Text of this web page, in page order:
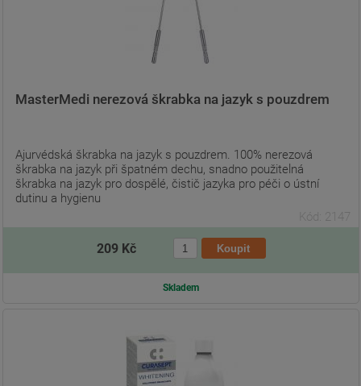
MasterMedi nerezová škrabka na jazyk s pouzdrem
Ajurvédská škrabka na jazyk s pouzdrem. 100% nerezová
škrabka na jazyk při špatném dechu, snadno použitelná
škrabka na jazyk pro dospělé, čistič jazyka pro péči o ústní
dutinu a hygienu
Kód: 2147
209 Kč
Skladem